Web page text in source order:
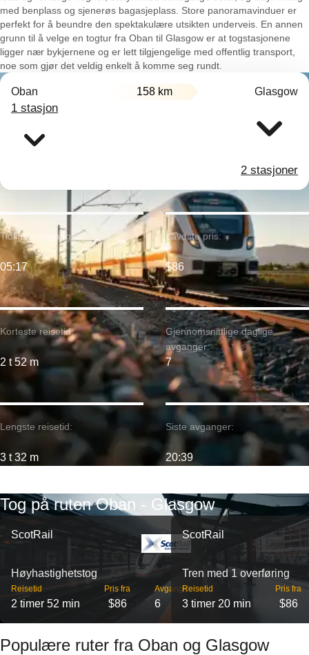
med benplass og sjenerøs bagasjeplass. Store panoramavinduer er
perfekt for å beundre den spektakulære utsikten underveis. En annen
grunn til å velge en togtur fra Oban til Glasgow er at togstasjonene
ligger nær bykjernene og er lett tilgjengelige med offentlig transport,
noe som gjør det veldig enkelt å komme seg rundt.
Oban 158 km Glasgow
1 stasjon
2 stasjoner
Korteste reisetid:
2 t 52 m
Tidligste avgang:
05:17
Lengste reisetid:
3 t 32 m
Laveste pris:
$86
Gjennomsnittlige daglige
avganger:
7
Siste avganger:
20:39
Tog på ruten Oban - Glasgow
ScotRail
Høyhastighetstog
Reisetid
2 timer 52 min
Pris fra
$86
Avganger
6
ScotRail
Tren med 1 overføring
Reisetid
3 timer 20 min
Pris fra
$86
Populære ruter fra Oban og Glasgow